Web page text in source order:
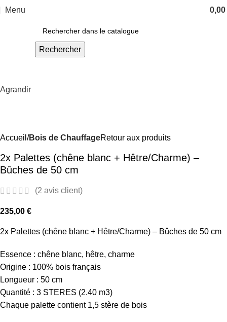
Menu 0,00
Rechercher
Agrandir
Accueil Bois de ChauffageRetour aux produits
2x Palettes (chêne blanc + Hêtre/Charme) –
Bûches de 50 cm
(2 avis client)
235,00 €
2x Palettes (chêne blanc + Hêtre/Charme) – Bûches de 50 cm
Essence : chêne blanc, hêtre, charme
Origine : 100% bois français
Longueur : 50 cm
Quantité : 3 STERES (2.40 m3)
Chaque palette contient 1,5 stère de bois